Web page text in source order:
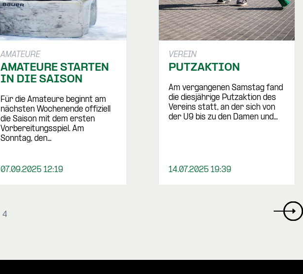
AMATEURE
AMATEURE STARTEN
IN DIE SAISON
Für die Amateure beginnt am
nächsten Wochenende offiziell
die Saison mit dem ersten
Vorbereitungsspiel. Am
Sonntag, den…
07.09.2025 12:19
VEREIN
PUTZAKTION
Am vergangenen Samstag fand
die diesjährige Putzaktion des
Vereins statt, an der sich von
der U9 bis zu den Damen und…
14.07.2025 19:39
4